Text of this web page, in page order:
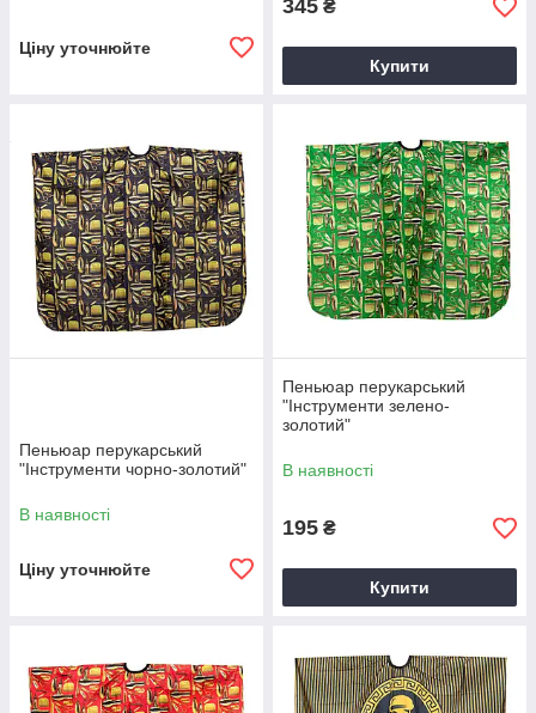
Ціну уточнюйте
345 ₴
Купити
Пеньюар перукарський
"Інструменти чорно-золотий"
В наявності
Ціну уточнюйте
Пеньюар перукарський
"Інструменти зелено-
золотий"
В наявності
195 ₴
Купити